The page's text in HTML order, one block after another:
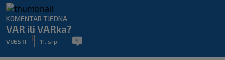
KOMENTAR TJEDNA
VAR ili VARka?
VIJESTI
|
11. srp.
| 4